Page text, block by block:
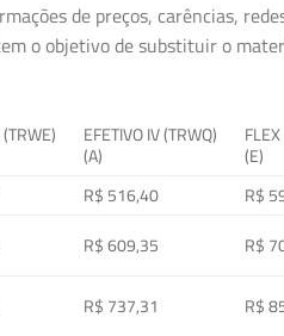
de preços, carências,
o objetivo de substituir o
EFETIVO IV (TRWQ)
(A)
(E)
R$ 516,40 R$
R$ 609,35 R$
R$ 737,31 R$